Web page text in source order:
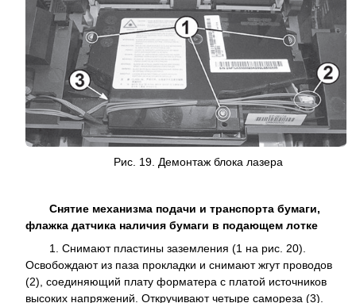
Рис. 19. Демонтаж блока лазера
Снятие механизма подачи и транспорта бумаги,
флажка датчика наличия бумаги в подающем лотке
1. Снимают пластины заземления (1 на рис. 20).
Освобождают из паза прокладки и снимают жгут проводов
(2), соединяющий плату форматера с платой источников
высоких напряжений. Откручивают четыре самореза (3).